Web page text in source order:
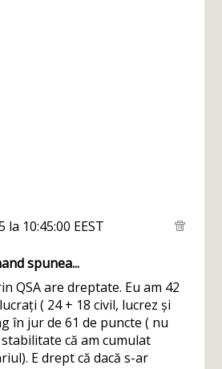
la 10:45:00 EEST
spunea...
QSA are dreptate. Eu am 42
( 24 + 18 civil, lucrez și
în jur de 61 de puncte ( nu
că am cumulat
E drept că dacă s-ar